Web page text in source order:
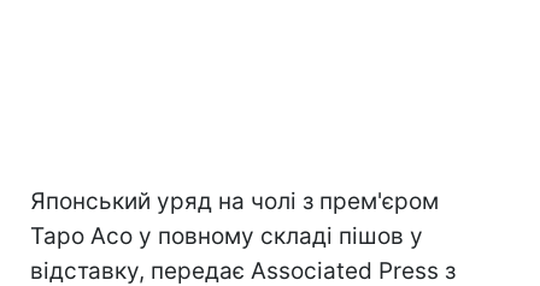
Японський уряд на чолі з прем'єром
Таро Асо у повному складі пішов у
відставку, передає Associated Press з